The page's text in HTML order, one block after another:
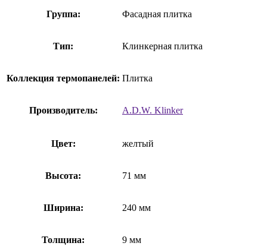
Группа: Фасадная плитка
Тип: Клинкерная плитка
Коллекция термопанелей: Плитка
Производитель: A.D.W. Klinker
Цвет: желтый
Высота: 71 мм
Ширина: 240 мм
Толщина: 9 мм